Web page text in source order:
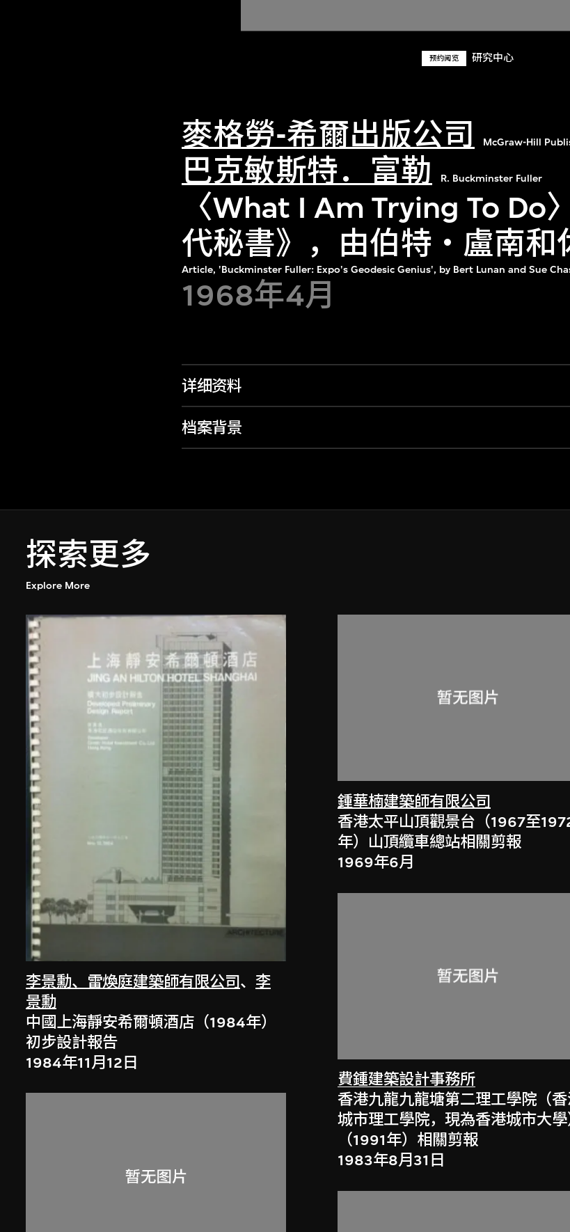
预约阅览 研究中心
麥格勞-希爾出版公司 McGraw-Hill
巴克敏斯特．富勒 R. Buckminster Fuller
〈What I Am Trying To Do
代秘書》，由伯特‧盧南
Article, 'Buckminster Fuller: Expo's Geodesic Genius', by Bert Lunan and Sue
1968年4月
详细资料
档案背景
探索更多
Explore More
李景勳、雷煥庭建築師有限公司、 李
景勳
中國上海靜安希爾頓酒店（1984年）
初步設計報告
1984年11月12日
鍾華楠建築師有限公司
香港太平山頂觀景台（1967至
年）山頂纜車總站相關剪報
1969年6月
費鍾建築設計事務所
香港九龍九龍塘第二理工學院（
城市理工學院，現為香港城市大學
（1991年）相關剪報
1983年8月31日